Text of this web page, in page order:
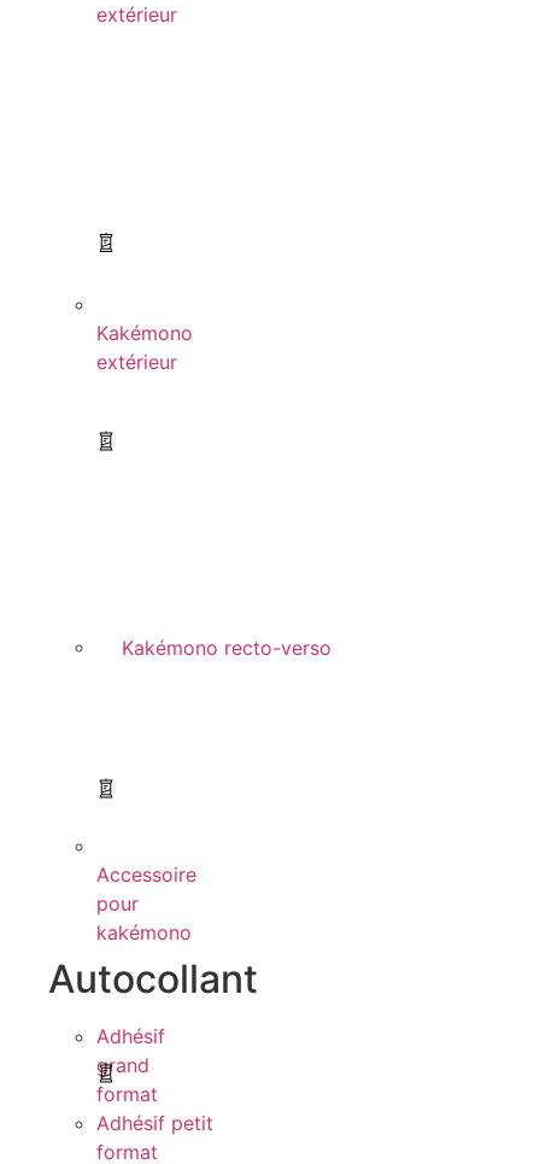
extérieur
Accessoire
pour
kakémono
Autocollant
Adhésif
grand
format
Adhésif petit
format
Kakémono
extérieur
Kakémono recto-verso